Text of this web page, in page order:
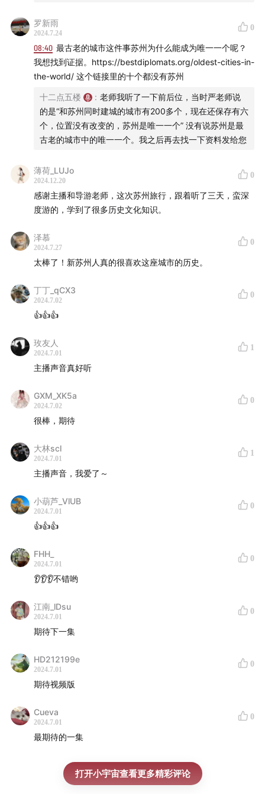
15:05 隋唐时期
宋元时期
苏州的水
苏州的文化
27:10 苏州的工艺
苏州就是没有机场
吴门三景：
水陆城门（图片来源于苏州文旅微博）
西游记中取景处也是这个城门
罗新雨
2024.7.24
0
08:40 最古老的城市这件事苏州为什么能成为唯一一个呢？
我想找到证据。https://bestdiplomats.org/oldest-cities-in-
the-world/ 这个链接里的十个都没有苏州
十二点五楼 : 老师我听了一下前后位，当时严老师说
的是“和苏州同时建城的城市有200多个，现在还保存有六
个，位置没有改变的，苏州是唯一一个” 没有说苏州是最
古老的城市中的唯一一个。我之后再去找一下资料发给您
薄荷_LUJo
2024.12.20
0
感谢主播和导游老师，这次苏州旅行，跟着听了三天，蛮深
度游的，学到了很多历史文化知识。
泽慕
2024.7.27
0
太棒了！新苏州人真的很喜欢这座城市的历史。
丁丁_qCX3
2024.7.02
0
👍👍👍
玫友人
2024.7.01
1
主播声音真好听
GXM_XK5a
2024.7.02
0
很棒，期待
大林scl
2024.7.01
1
主播声音，我爱了～
小葫芦_VlUB
2024.7.01
0
👍👍👍
FHH_
2024.7.01
0
👂👂👂不错哟
江南_lDsu
2024.7.01
0
期待下一集
HD212199e
2024.7.01
0
期待视频版
Cueva
2024.7.01
0
最期待的一集
打开小宇宙查看更多精彩评论